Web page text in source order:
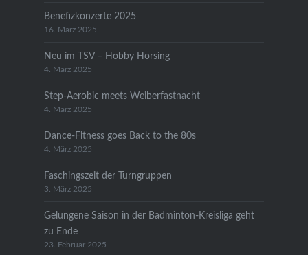
Benefizkonzerte 2025
16. März 2025
Neu im TSV – Hobby Horsing
4. März 2025
Step-Aerobic meets Weiberfastnacht
4. März 2025
Dance-Fitness goes Back to the 80s
4. März 2025
Faschingszeit der Turngruppen
3. März 2025
Gelungene Saison in der Badminton-Kreisliga geht
zu Ende
23. Februar 2025